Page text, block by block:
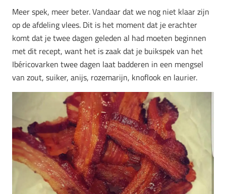
Meer spek, meer beter. Vandaar dat we nog niet klaar zijn
op de afdeling vlees. Dit is het moment dat je erachter
komt dat je twee dagen geleden al had moeten beginnen
met dit recept, want het is zaak dat je buikspek van het
Ibéricovarken twee dagen laat badderen in een mengsel
van zout, suiker, anijs, rozemarijn, knoflook en laurier.